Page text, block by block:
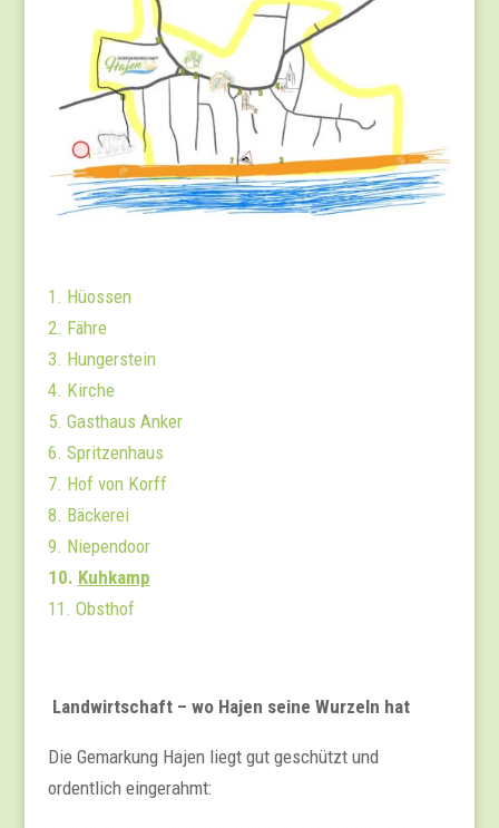
1. Hüossen
2. Fähre
3. Hungerstein
4. Kirche
5. Gasthaus Anker
6. Spritzenhaus
7. Hof von Korff
8. Bäckerei
9. Niependoor
10. Kuhkamp
11. Obsthof
Landwirtschaft – wo Hajen seine Wurzeln hat
Die Gemarkung Hajen liegt gut geschützt und
ordentlich eingerahmt: